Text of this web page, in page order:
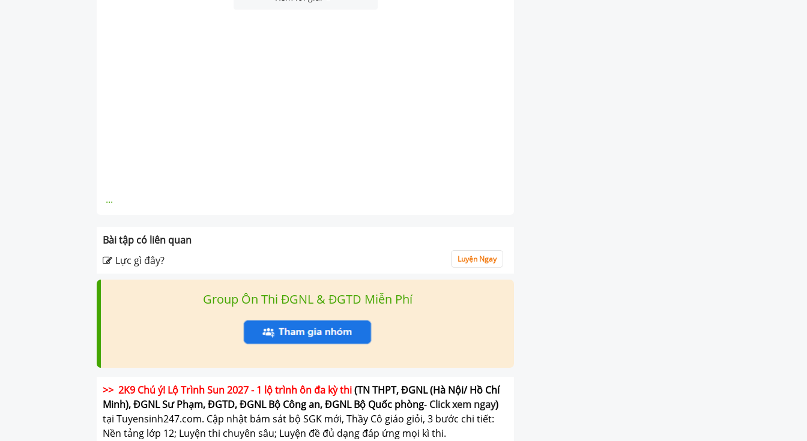
...
Bài tập có liên quan
Lực gì đây?
Luyện Ngay
Group Ôn Thi ĐGNL & ĐGTD Miễn Phí
>> 2K9 Chú ý! Lộ Trình Sun 2027 - 1 lộ trình ôn đa kỳ thi(TN THPT, ĐGNL (Hà Nội/ Hồ Chí
Minh), ĐGNL Sư Phạm, ĐGTD, ĐGNL Bộ Công an, ĐGNL Bộ Quốc phòng- Click xem ngay)
tại Tuyensinh247.com. Cập nhật bám sát bộ SGK mới, Thầy Cô giáo giỏi, 3 bước chi tiết:
Nền tảng lớp 12; Luyện thi chuyên sâu; Luyện đề đủ dạng đáp ứng mọi kì thi.